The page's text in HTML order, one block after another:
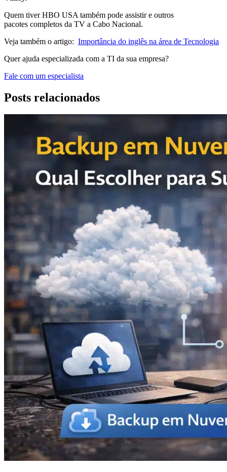
Quem tiver HBO USA também pode assistir e outros
pacotes completos da TV a Cabo Nacional.
Veja também o artigo: Importância do inglês na área de Tecnologia
Quer ajuda especializada com a TI da sua empresa?
Fale com um especialista
Posts relacionados